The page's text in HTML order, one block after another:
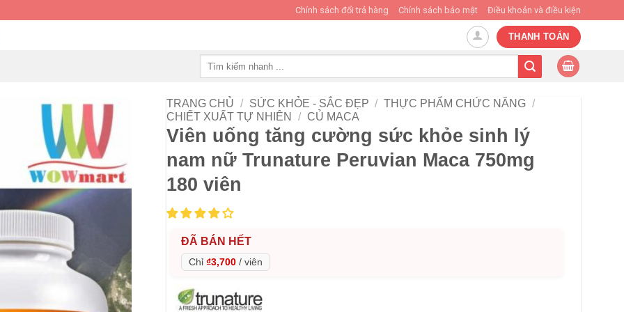
Chính sách đổi trả hàng Chính sách bảo mật Điều khoản và điều kiện
THANH TOÁN
TRANG CHỦ / SỨC KHỎE - SẮC ĐẸP / THỰC PHẨM CHỨC NĂNG /
CHIẾT XUẤT TỰ NHIÊN
/ CỦ MACA
Viên uống tăng cường sức khỏe sinh lý
nam nữ Trunature Peruvian Maca 750mg
180 viên
ĐÃ BÁN HẾT
Chỉ ₫3,700 / viên